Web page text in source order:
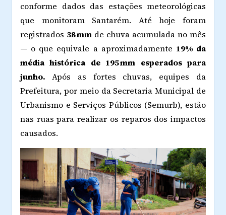
conforme dados das estações meteorológicas
que monitoram Santarém. Até hoje foram
registrados 38 mm de chuva acumulada no mês
— o que equivale a aproximadamente 19% da
média histórica de 195 mm esperados para
junho. Após as fortes chuvas, equipes da
Prefeitura, por meio da Secretaria Municipal de
Urbanismo e Serviços Públicos (Semurb), estão
nas ruas para realizar os reparos dos impactos
causados.